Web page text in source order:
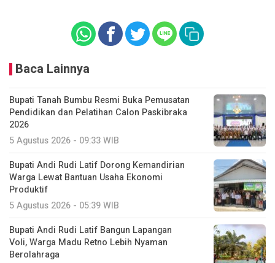
Baca Lainnya
Bupati Tanah Bumbu Resmi Buka Pemusatan
Pendidikan dan Pelatihan Calon Paskibraka
2026
5 Agustus 2026 - 09:33 WIB
Bupati Andi Rudi Latif Dorong Kemandirian
Warga Lewat Bantuan Usaha Ekonomi
Produktif
5 Agustus 2026 - 05:39 WIB
Bupati Andi Rudi Latif Bangun Lapangan
Voli, Warga Madu Retno Lebih Nyaman
Berolahraga